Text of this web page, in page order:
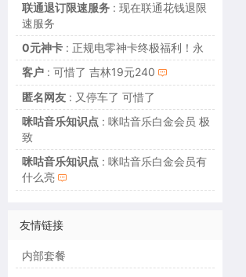
联通退订限速服务: 现在联通花钱退限
速服务
0元神卡: 正规电零神卡终极福利！永
客户: 可惜了 吉林19元240
匿名网友: 又停车了 可惜了
咪咕音乐知识点: 咪咕音乐白金会员 极
致
咪咕音乐知识点: 咪咕音乐白金会员有
什么亮
友情链接
内部套餐